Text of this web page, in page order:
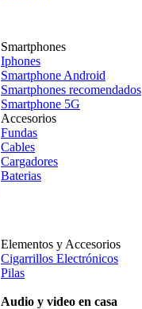
Smartphones
Iphones
Smartphone Android
Smartphones recomendados
Smartphone 5G
Accesorios
Fundas
Cables
Cargadores
Baterias
Elementos y Accesorios
Cigarrillos Electrónicos
Pilas
Audio y video en casa